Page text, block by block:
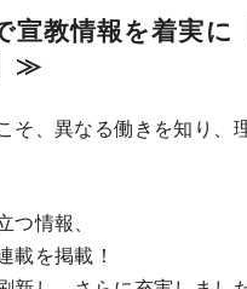
教情報を着実に
≫
そ、異なる働きを知り、
情報、
掲載！